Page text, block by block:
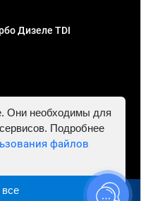
Дизеле TDI
781302555843,
- Автосервис "Евро
Они необходимы для
Подробнее
файлов